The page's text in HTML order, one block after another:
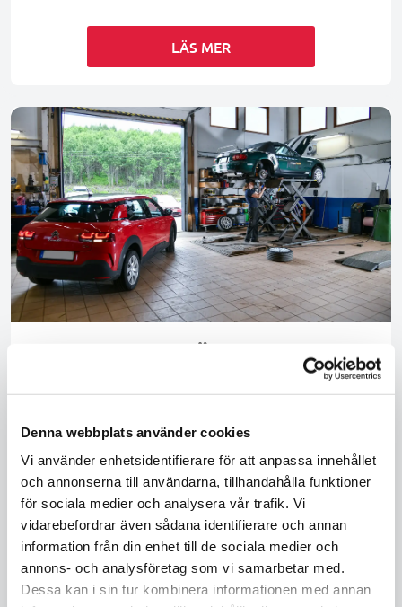
Denna webbplats använder cookies
Vi använder enhetsidentifierare för att anpassa innehållet
och annonserna till användarna, tillhandahålla funktioner
för sociala medier och analysera vår trafik. Vi
vidarebefordrar även sådana identifierare och annan
information från din enhet till de sociala medier och
annons- och analysföretag som vi samarbetar med.
Dessa kan i sin tur kombinera informationen med annan
LÄS MER
Bilservice nära Älgarsås med
precis vad du får här i Lidköping och omgivningarna.
Vår bilservice håller sig på bästa nivå när det gäller att
hålla din pärla i topptrim. Våra högpresterande
tekniker, med mängder av erfarenhet, följer bilarnas
exakta serviceprotokoll för att säkerställa att din bil blir
omhändertagen på bästa sätt. Oavsett om det är en
enkel oljebyte eller en mer omfattande service, så är
vi din pålitliga partner. Vi använder endast originaldelar
eller likvärdiga, vilket garanterar att prestanda och